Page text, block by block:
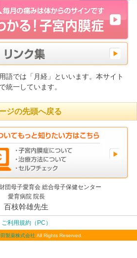
語では「月経」といいます。本サイト
統一しています。
ジの先頭へ戻る
団母子愛育会 総合母子保健センター
愛育病院 院長
百枝幹雄先生
ご利用規約（PC）
製薬株式会社All Rights Reserved.